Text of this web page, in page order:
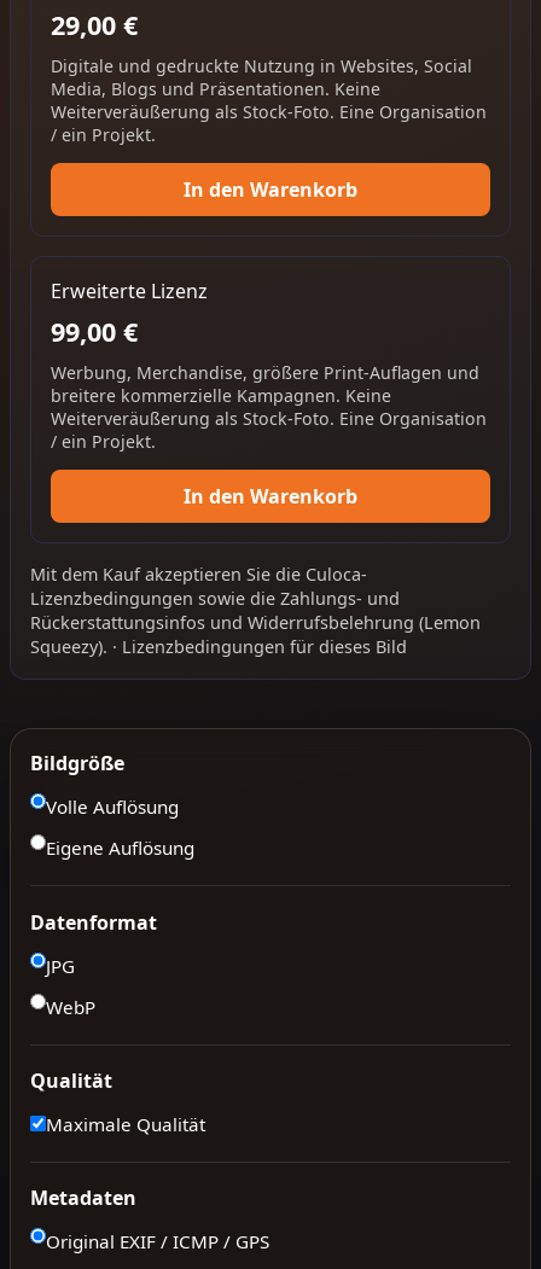
29,00 €
Digitale und gedruckte Nutzung in Websites, Social
Media, Blogs und Präsentationen. Keine
Weiterveräußerung als Stock-Foto. Eine Organisation
/ ein Projekt.
In den Warenkorb
Erweiterte Lizenz
99,00 €
Werbung, Merchandise, größere Print-Auflagen und
breitere kommerzielle Kampagnen. Keine
Weiterveräußerung als Stock-Foto. Eine Organisation
/ ein Projekt.
In den Warenkorb
Mit dem Kauf akzeptieren Sie die Culoca-
Lizenzbedingungen sowie die Zahlungs- und
Rückerstattungsinfos und Widerrufsbelehrung (Lemon
Squeezy). · Lizenzbedingungen für dieses Bild
Bildgröße
Volle Auflösung
Eigene Auflösung
Datenformat
JPG
WebP
Qualität
Maximale Qualität
Metadaten
Original EXIF / ICMP / GPS